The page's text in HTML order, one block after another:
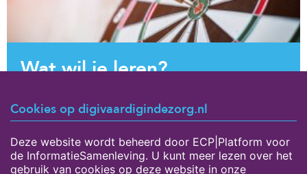
Wat wil je leren?
einddoel is. Daarom hebben we een overzicht
gemaakt van de mogelijke leerdoelen binnen het
thema Basisvaardigheden.
BEKIJK DE LEERDOELEN
Cookies op digivaardigindezorg.nl
Deze website wordt beheerd door ECP|Platform voor
de InformatieSamenleving. U kunt meer lezen over het
gebruik van cookies op deze website in onze